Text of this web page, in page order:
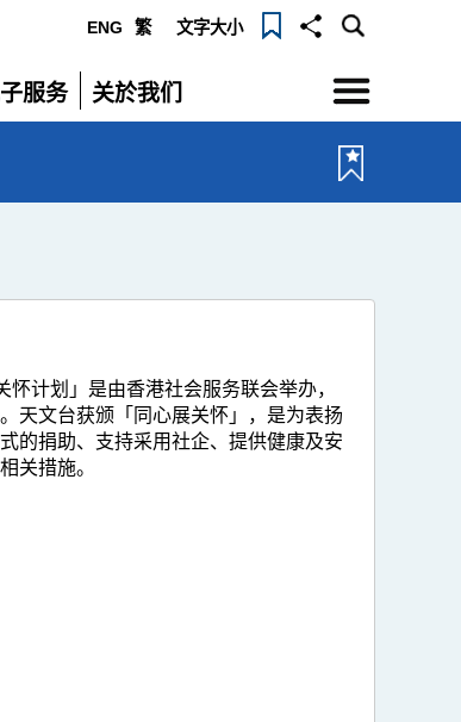
ENG 繁 文字大小
服务
关於我们
展
选
单
计划」是由香港社会服务联会举办，
天文台获颁「同心展关怀」，是为表扬
的捐助、支持采用社企、提供健康及安
关措施。